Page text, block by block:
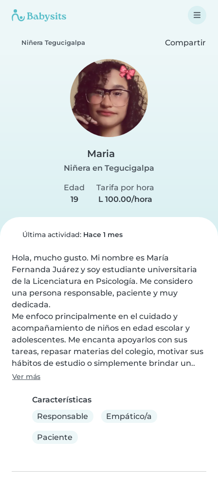
Niñera Tegucigalpa Compartir
Maria
Niñera en Tegucigalpa
Edad
19
Tarifa por hora
L 100.00/hora
Última actividad: Hace 1 mes
Hola, mucho gusto. Mi nombre es María
Fernanda Juárez y soy estudiante universitaria
de la Licenciatura en Psicología. Me considero
una persona responsable, paciente y muy
dedicada.
Me enfoco principalmente en el cuidado y
acompañamiento de niños en edad escolar y
adolescentes. Me encanta apoyarlos con sus
tareas, repasar materias del colegio, motivar sus
hábitos de estudio o simplemente brindar un..
Ver más
Características
Responsable
Empático/a
Paciente